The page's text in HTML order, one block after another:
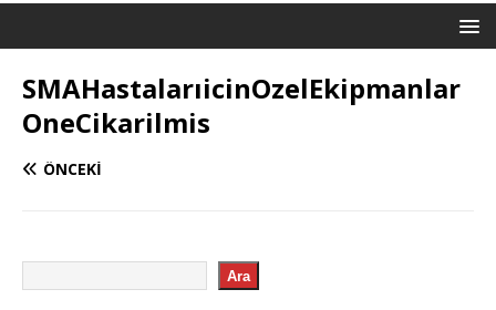
SMAHastalarıicinOzelEkipmanlar
OneCikarilmis
ÖNCEKI
Ara